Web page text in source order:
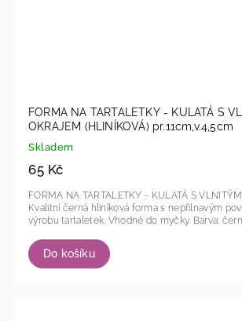
FORMA NA TARTALETKY - KULATÁ S
OKRAJEM (HLINÍKOVÁ) pr.11cm,v.4,5cm
Skladem
65 Kč
Do košíku
FORMA NA TARTALETKY - KULATÁ S
Kvalitní černá hliníková forma s nepřilnavým
výrobu tartaletek. Vhodné do myčky.